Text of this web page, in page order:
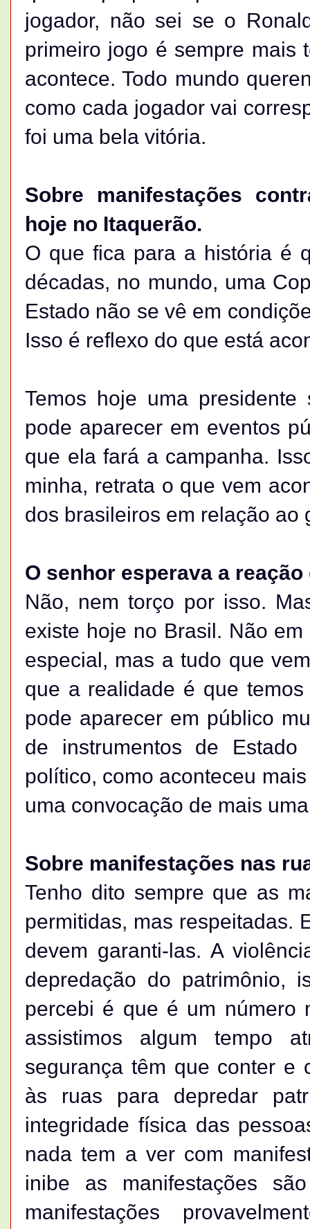
jogador, não sei se o
primeiro jogo é sempre mais
acontece. Todo mundo
como cada jogador vai
foi uma bela vitória.
Sobre manifestações
hoje no Itaquerão.
O que fica para a história é
décadas, no mundo, uma
Estado não se vê em
Isso é reflexo do que está
Temos hoje uma
pode aparecer em eventos
que ela fará a campanha.
minha, retrata o que vem
dos brasileiros em relação ao
O senhor esperava a
Não, nem torço por isso.
existe hoje no Brasil. Não
especial, mas a tudo que
que a realidade é que
pode aparecer em público
de instrumentos de
político, como aconteceu
uma convocação de mais
Sobre manifestações nas
Tenho dito sempre que as
permitidas, mas respeitadas.
devem garanti-las. A
depredação do patrimônio,
percebi é que é um número
assistimos algum tempo
segurança têm que conter e
às ruas para depredar
integridade física das
nada tem a ver com
inibe as manifestações
manifestações